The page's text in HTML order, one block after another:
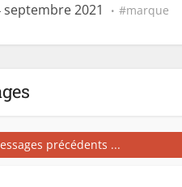
2021 marque
précédents ...